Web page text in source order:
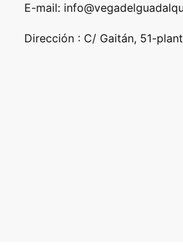
E-mail:
Dirección : C/ Gaitán, 51-